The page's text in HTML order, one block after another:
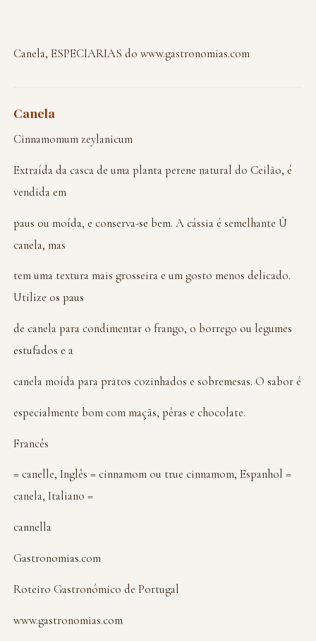
Canela, ESPECIARIAS do www.gastronomias.com
Canela
Cinnamomum zeylanicum
Extraída da casca de uma planta perene natural do Ceilão, é
vendida em
paus ou moída, e conserva-se bem. A cássia é semelhante Û
canela, mas
tem uma textura mais grosseira e um gosto menos delicado.
Utilize os paus
de canela para condimentar o frango, o borrego ou legumes
estufados e a
canela moída para pratos cozinhados e sobremesas. O sabor é
especialmente bom com maçãs, pêras e chocolate.
Francês
= canelle, Inglês = cinnamom ou true cinnamom, Espanhol =
canela, Italiano =
cannella
Gastronomias.com
Roteiro Gastronómico de Portugal
www.gastronomias.com